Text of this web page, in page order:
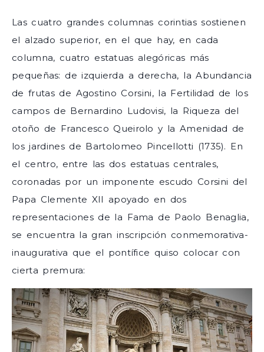
Las cuatro grandes columnas corintias sostienen
el alzado superior, en el que hay, en cada
columna, cuatro estatuas alegóricas más
pequeñas: de izquierda a derecha, la Abundancia
de frutas de Agostino Corsini, la Fertilidad de los
campos de Bernardino Ludovisi, la Riqueza del
otoño de Francesco Queirolo y la Amenidad de
los jardines de Bartolomeo Pincellotti (1735). En
el centro, entre las dos estatuas centrales,
coronadas por un imponente escudo Corsini del
Papa Clemente XII apoyado en dos
representaciones de la Fama de Paolo Benaglia,
se encuentra la gran inscripción conmemorativa-
inaugurativa que el pontífice quiso colocar con
cierta premura: